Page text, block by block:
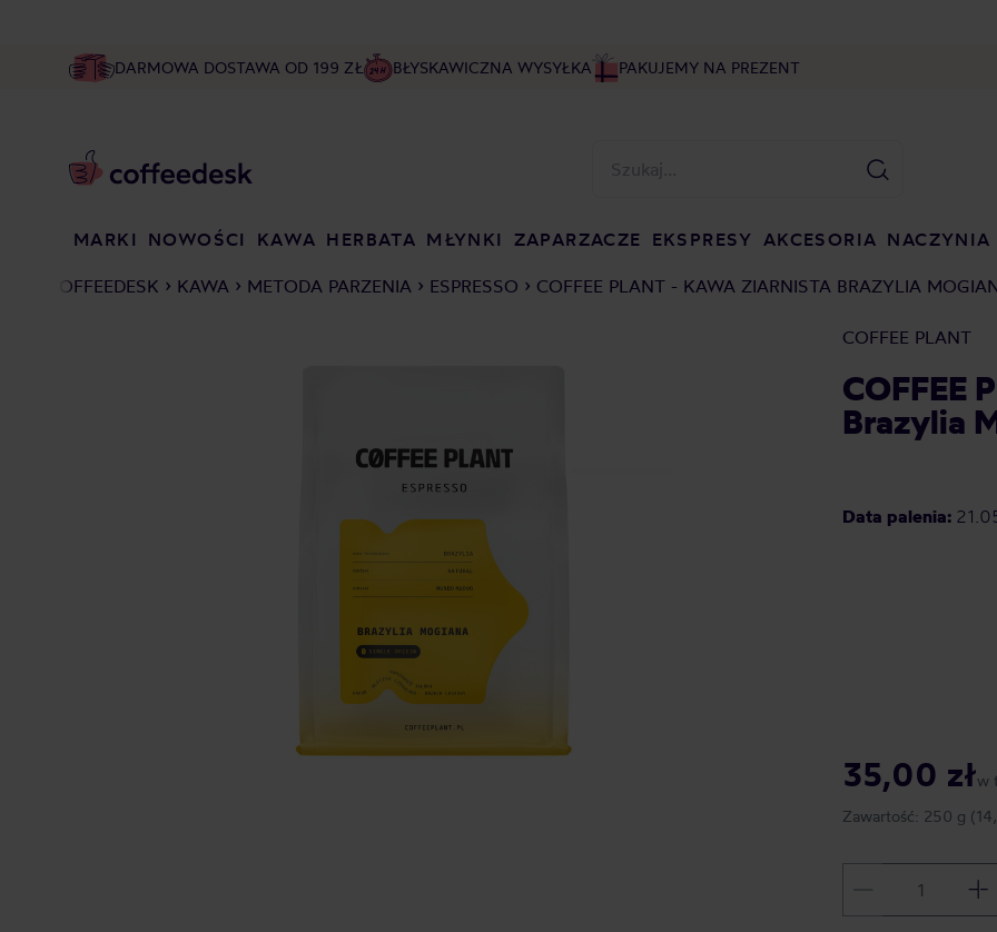
DARMOWA DOSTAWA OD 199 ZŁ BŁYSKAWICZNA WYSYŁKA PAKUJEMY NA PREZENT
MARKI NOWOŚCI KAWA HERBATA MŁYNKI ZAPARZACZE EKSPRESY AKCESORIA NACZYNIA
COFFEEDESK KAWA METODA PARZENIA ESPRESSO COFFEE PLANT - KAWA ZIARNISTA BRAZYLIA
COFFEE PLANT
COFFEE
Brazylia
Data palenia:
35,00 złw
Zawartość: 250 g